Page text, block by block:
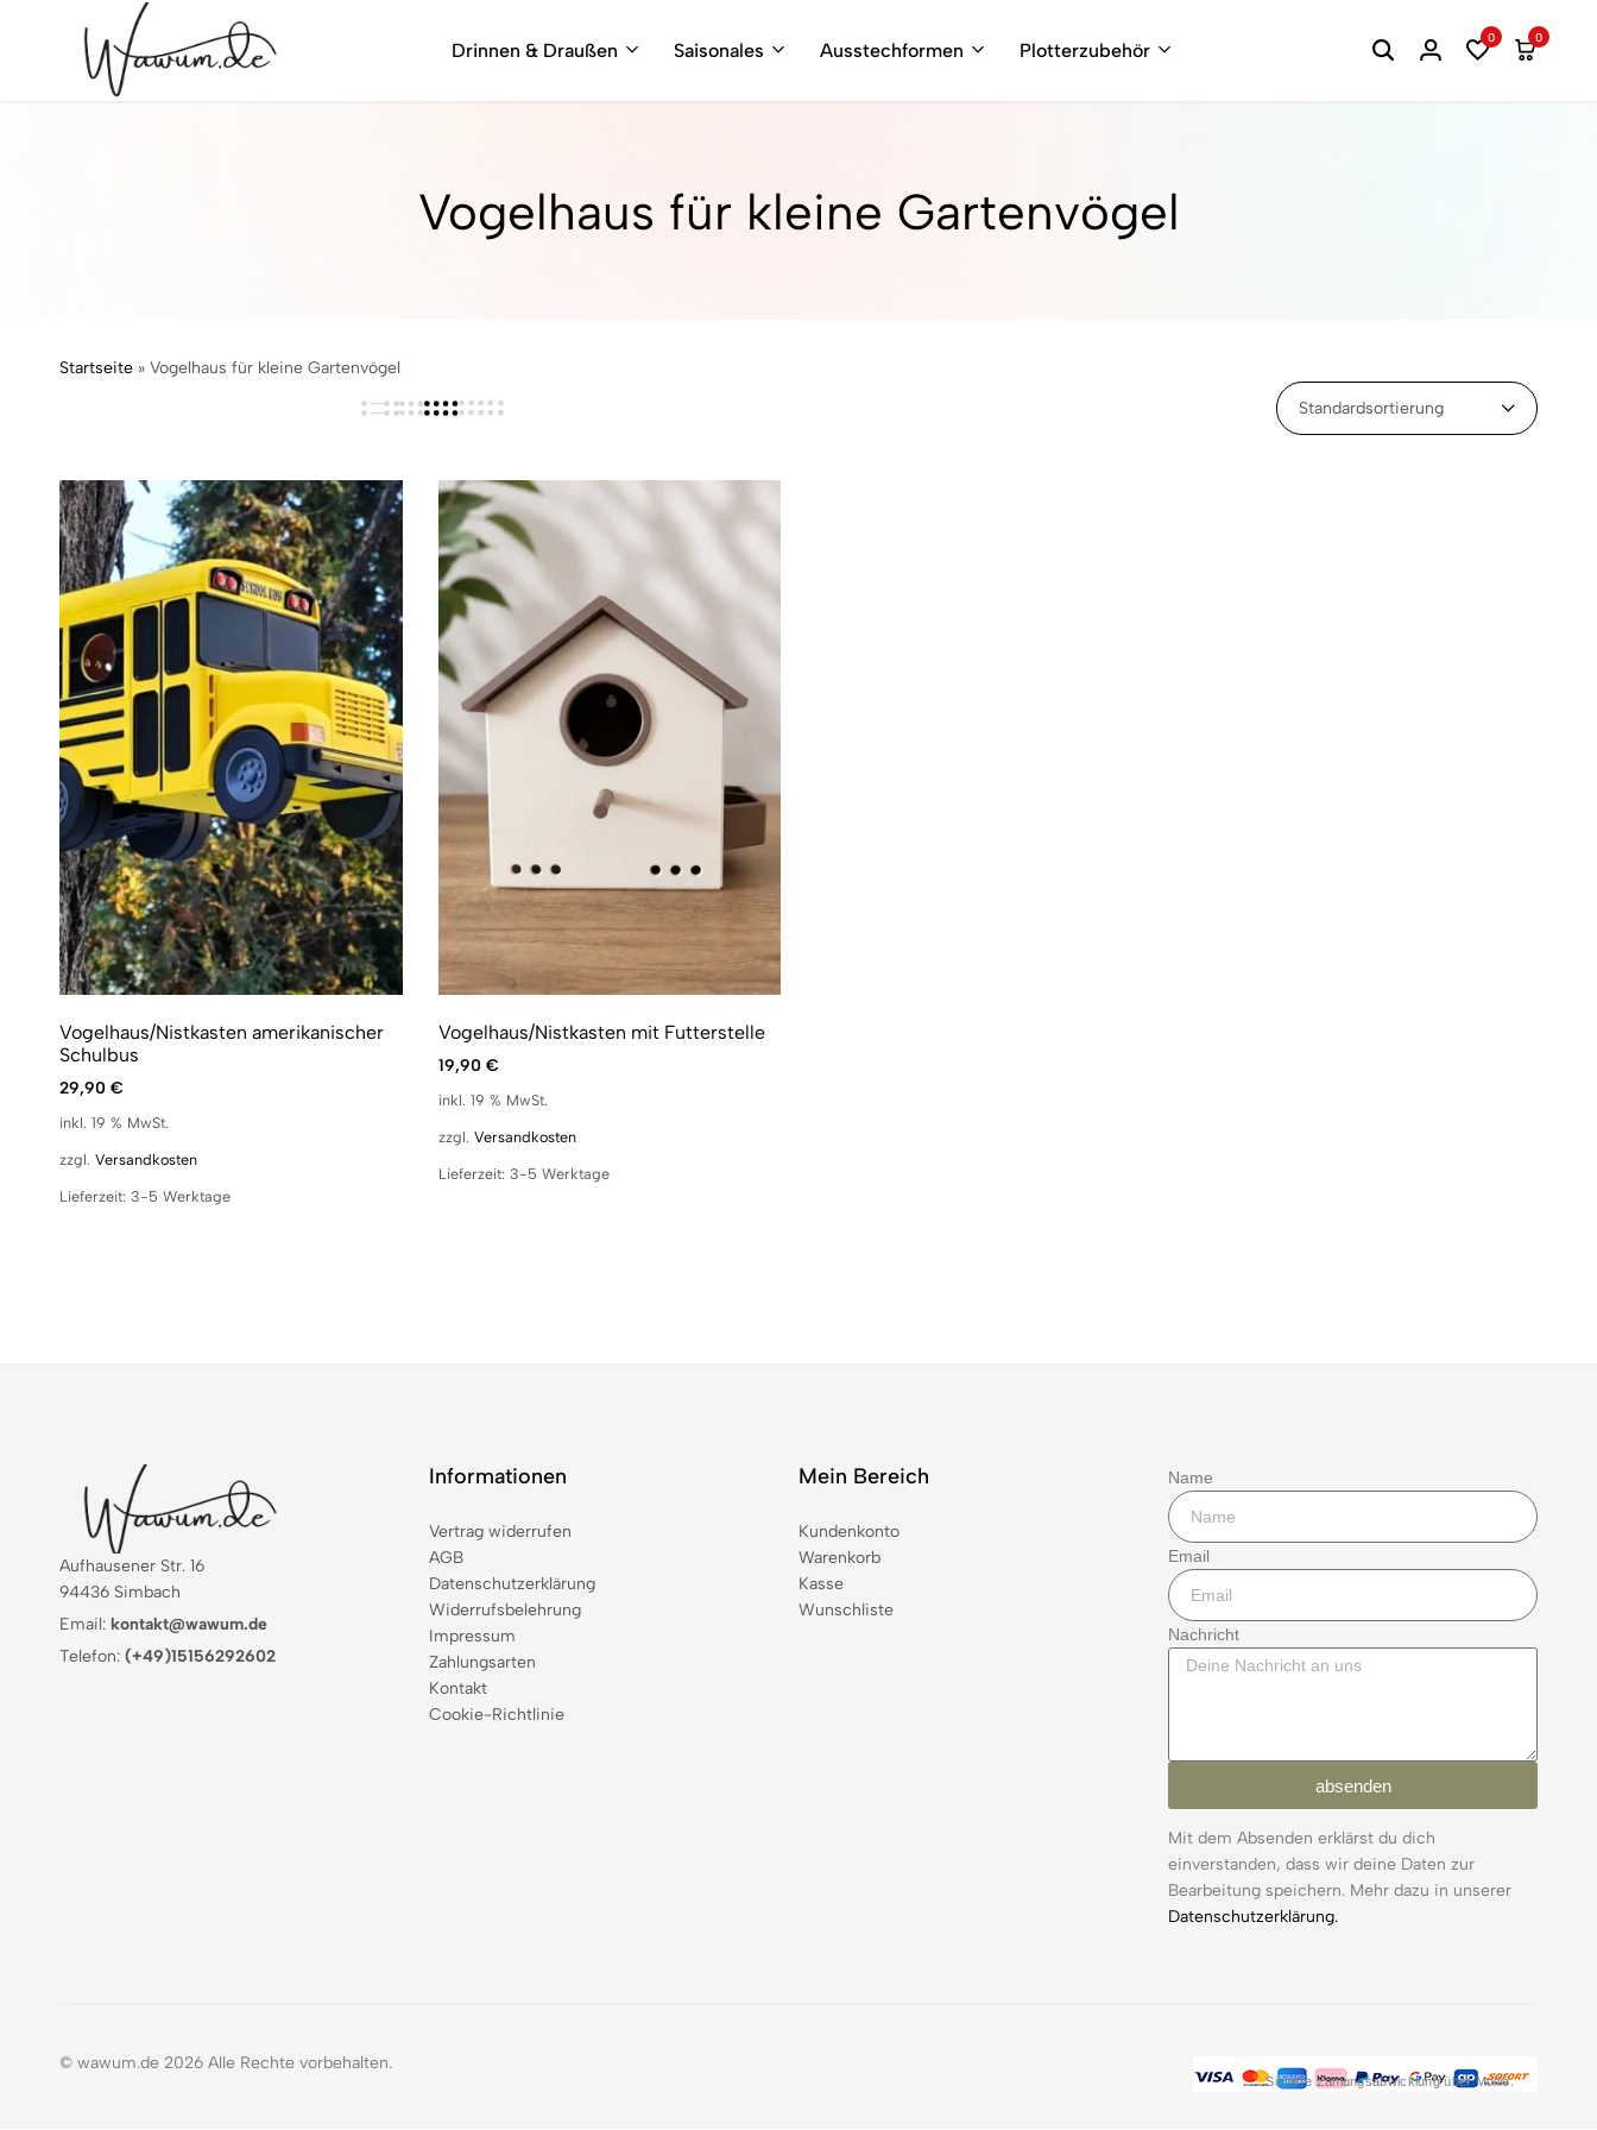
Drinnen & Draußen Saisonales Ausstechformen Plotterzubehör
0 0
Vogelhaus für kleine Gartenvögel
Startseite » Vogelhaus für kleine Gartenvögel
Standardsortierung
Vogelhaus/Nistkasten amerikanischer
Schulbus
29,90 €
inkl. 19 % MwSt.
zzgl. Versandkosten
Lieferzeit: 3-5 Werktage
Vogelhaus/Nistkasten mit Futterstelle
19,90 €
inkl. 19 % MwSt.
zzgl. Versandkosten
Lieferzeit: 3-5 Werktage
Aufhausener Str. 16
94436 Simbach
Email: kontakt@wawum.de
Telefon: (+49)15156292602
Informationen
Vertrag widerrufen
AGB
Datenschutzerklärung
Widerrufsbelehrung
Impressum
Zahlungsarten
Kontakt
Cookie-Richtlinie
Mein Bereich
Kundenkonto
Warenkorb
Kasse
Wunschliste
Name
Email
Nachricht
absenden
Mit dem Absenden erklärst du dich
einverstanden, dass wir deine Daten zur
Bearbeitung speichern. Mehr dazu in unserer
Datenschutzerklärung.
© wawum.de 2026 Alle Rechte vorbehalten.
Sichere Zahlungsabwicklung über Mollie.